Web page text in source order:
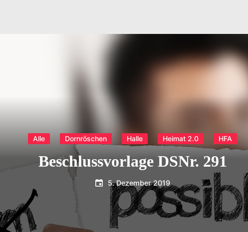
Alle Dornröschen Halle Heimat 2.0 HFA
Beschlussvorlage DSNr. 291
T.Dreier
5. Dezember 2019